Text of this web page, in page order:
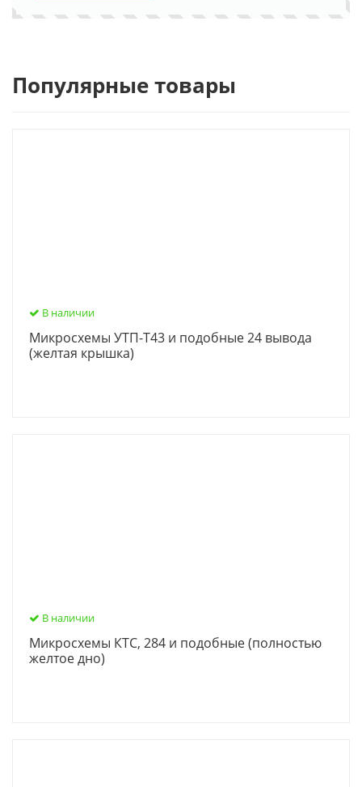
Популярные товары
В наличии
Микросхемы УТП-Т43 и подобные 24 вывода
(желтая крышка)
В наличии
Микросхемы КТС, 284 и подобные (полностью
желтое дно)